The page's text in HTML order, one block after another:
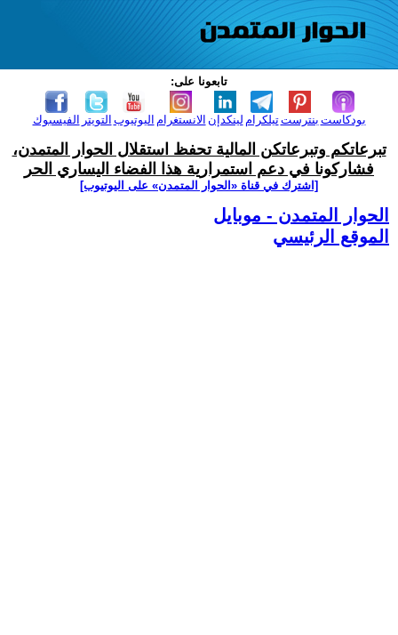
تابعونا على:
الفيسبوك التويتر اليوتيوب الانستغرام لينكدإن تيلكرامبنترست بودكاست
تبرعاتكم وتبرعاتكن المالية تحفظ استقلال الحوار المتمدن،
فشاركونا في دعم استمرارية هذا الفضاء اليساري الحر
[اشترك في قناة ‫«الحوار المتمدن» على اليوتيوب]
الحوار المتمدن - موبايل
الموقع الرئيسي